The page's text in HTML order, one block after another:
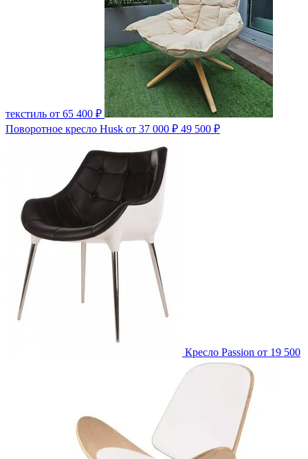
текстиль от 65 400 ₽
Поворотное кресло Husk от 37 000 ₽ 49 500 ₽
Кресло Passion от 19 500